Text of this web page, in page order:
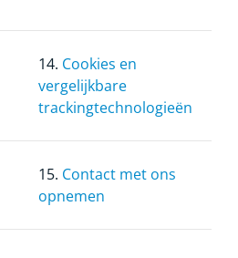
14. Cookies en
vergelijkbare
trackingtechnologieën
15. Contact met ons
opnemen